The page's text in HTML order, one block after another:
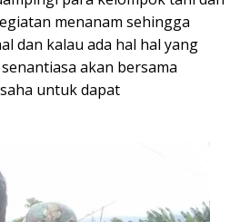
menanam sehingga
dan kalau ada hal hal yang
akan bersama
untuk dapat